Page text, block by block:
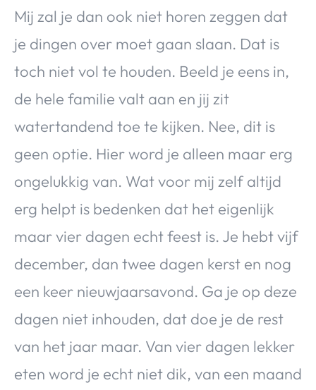
Mij zal je dan ook niet horen zeggen dat
je dingen over moet gaan slaan. Dat is
toch niet vol te houden. Beeld je eens in,
de hele familie valt aan en jij zit
watertandend toe te kijken. Nee, dit is
geen optie. Hier word je alleen maar erg
ongelukkig van. Wat voor mij zelf altijd
erg helpt is bedenken dat het eigenlijk
maar vier dagen echt feest is. Je hebt vijf
december, dan twee dagen kerst en nog
een keer nieuwjaarsavond. Ga je op deze
dagen niet inhouden, dat doe je de rest
van het jaar maar. Van vier dagen lekker
eten word je echt niet dik, van een maand